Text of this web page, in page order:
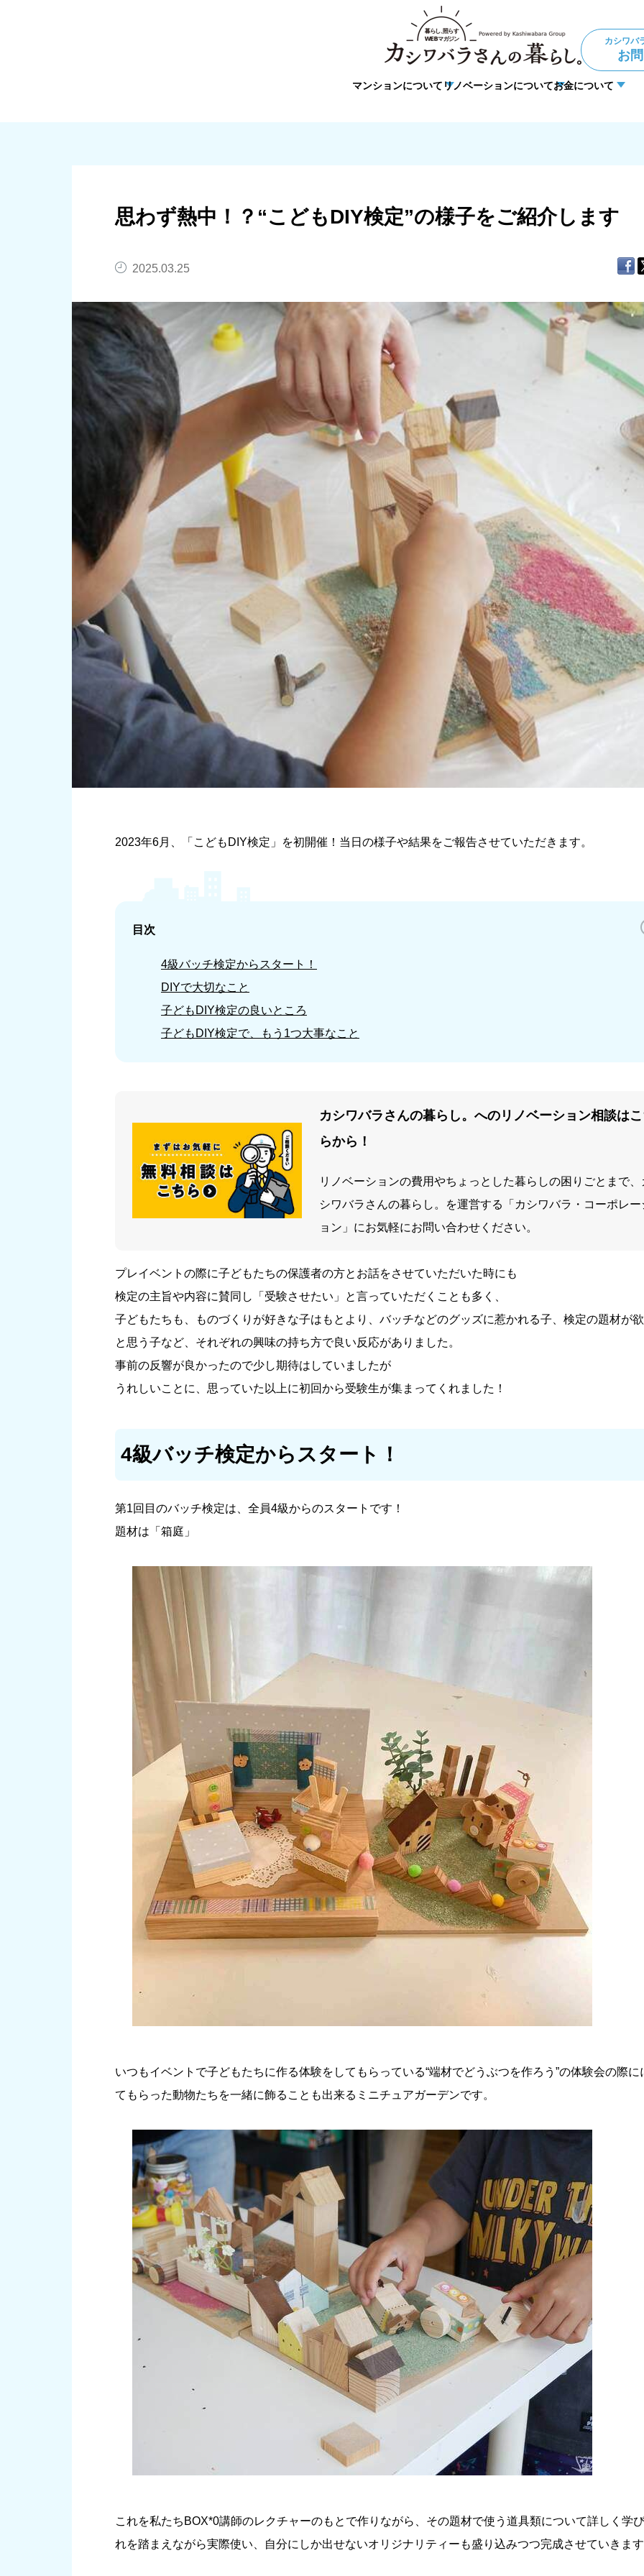
マンションについて リノベーションについてお金について
カシワバ
お
思わず熱中！？“こどもDIY検定”の様子をご紹介します
2025.03.25
2023年6月、「こどもDIY検定」を初開催！当日の様子や結果をご報告させていただきます。
目次
4級バッチ検定からスタート！
DIYで大切なこと
子どもDIY検定の良いところ
子どもDIY検定で、もう1つ大事なこと
カシワバラさんの暮らし。へのリノベーション相談は
らから！
リノベーションの費用やちょっとした暮らしの困りごとまで、
シワバラさんの暮らし。を運営する「カシワバラ・コーポレー
ョン」にお気軽にお問い合わせください。
プレイベントの際に子どもたちの保護者の方とお話をさせていただいた時にも
検定の主旨や内容に賛同し「受験させたい」と言っていただくことも多く、
子どもたちも、ものづくりが好きな子はもとより、バッチなどのグッズに惹かれる子、検定の題材が
と思う子など、それぞれの興味の持ち方で良い反応がありました。
事前の反響が良かったので少し期待はしていましたが
うれしいことに、思っていた以上に初回から受験生が集まってくれました！
4級バッチ検定からスタート！
第1回目のバッチ検定は、全員4級からのスタートです！
題材は「箱庭」
いつもイベントで子どもたちに作る体験をしてもらっている“端材でどうぶつを作ろう”の体験会の際に
てもらった動物たちを一緒に飾ることも出来るミニチュアガーデンです。
これを私たちBOX*0講師のレクチャーのもとで作りながら、その題材で使う道具類について詳しく学
れを踏まえながら実際使い、自分にしか出せないオリジナリティーも盛り込みつつ完成させていきま